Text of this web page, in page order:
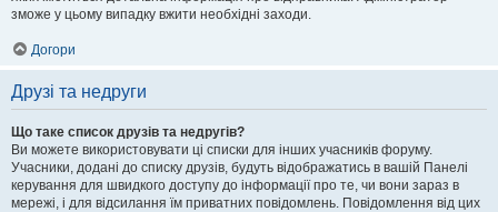
зможе у цьому випадку вжити необхідні заходи.
Догори
Друзі та недруги
Що таке список друзів та недругів?
Ви можете використовувати ці списки для інших учасників форуму.
Учасники, додані до списку друзів, будуть відображатись в вашій Панелі
керування для швидкого доступу до інформації про те, чи вони зараз в
мережі, і для відсилання їм приватних повідомлень. Повідомлення від цих